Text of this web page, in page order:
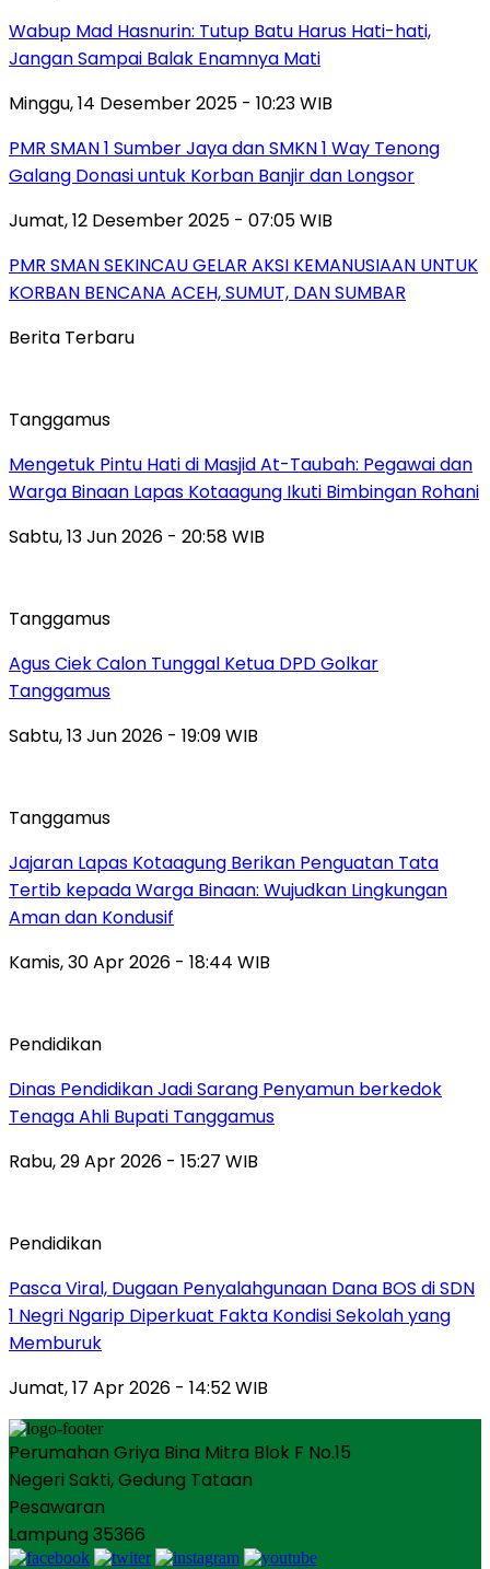
Wabup Mad Hasnurin: Tutup Batu Harus Hati-hati,
Jangan Sampai Balak Enamnya Mati
Minggu, 14 Desember 2025 - 10:23 WIB
PMR SMAN 1 Sumber Jaya dan SMKN 1 Way Tenong
Galang Donasi untuk Korban Banjir dan Longsor
Jumat, 12 Desember 2025 - 07:05 WIB
PMR SMAN SEKINCAU GELAR AKSI KEMANUSIAAN UNTUK
KORBAN BENCANA ACEH, SUMUT, DAN SUMBAR
Berita Terbaru
Tanggamus
Mengetuk Pintu Hati di Masjid At-Taubah: Pegawai dan
Warga Binaan Lapas Kotaagung Ikuti Bimbingan Rohani
Sabtu, 13 Jun 2026 - 20:58 WIB
Tanggamus
Agus Ciek Calon Tunggal Ketua DPD Golkar
Tanggamus
Sabtu, 13 Jun 2026 - 19:09 WIB
Tanggamus
Jajaran Lapas Kotaagung Berikan Penguatan Tata
Tertib kepada Warga Binaan: Wujudkan Lingkungan
Aman dan Kondusif
Kamis, 30 Apr 2026 - 18:44 WIB
Pendidikan
Dinas Pendidikan Jadi Sarang Penyamun berkedok
Tenaga Ahli Bupati Tanggamus
Rabu, 29 Apr 2026 - 15:27 WIB
Pendidikan
Pasca Viral, Dugaan Penyalahgunaan Dana BOS di SDN
1 Negri Ngarip Diperkuat Fakta Kondisi Sekolah yang
Memburuk
Jumat, 17 Apr 2026 - 14:52 WIB
Perumahan Griya Bina Mitra Blok F No.15
Negeri Sakti, Gedung Tataan
Pesawaran
Lampung 35366